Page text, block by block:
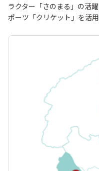
ラクター「さのまる」の活
ポーツ「クリケット」を活